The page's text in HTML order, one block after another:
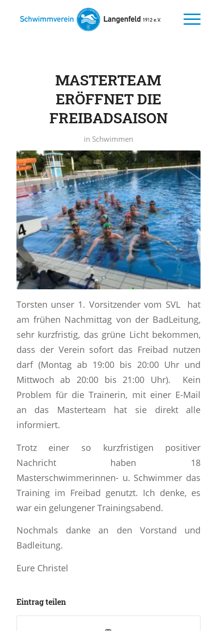
MASTERTEAM
ERÖFFNET DIE
FREIBADSAISON
in Schwimmen
Torsten unser 1. Vorsitzender vom SVL hat
am frühen Nachmittag von der BadLeitung,
sehr kurzfristig, das grüne Licht bekommen,
dass der Verein sofort das Freibad nutzen
darf (Montag ab 19:00 bis 20:00 Uhr und
Mittwoch ab 20:00 bis 21:00 Uhr). Kein
Problem für die Trainerin, mit einer E-Mail
an das Masterteam hat sie direkt alle
informiert.
Trotz einer so kurzfristigen positiver
Nachricht haben 18
Masterschwimmerinnen- u. Schwimmer das
Training im Freibad genutzt. Ich denke, es
war ein gelungener Trainingsabend.
Nochmals danke an den Vorstand und
Badleitung.
Eure Christel
Eintrag teilen